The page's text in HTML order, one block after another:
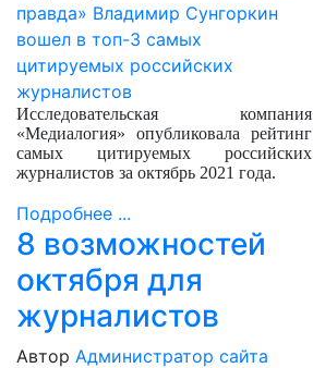
Исследовательская компания
«Медиалогия» опубликовала рейтинг
самых цитируемых российских
журналистов за октябрь 2021 года.
Подробнее ...
8 возможностей
октября для
журналистов
Автор Администратор сайта